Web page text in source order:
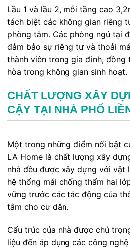
Lầu 1 và lầu 2, mỗi tầng cao
tách biệt các không gian riêng
phòng tắm. Các phòng ngủ tại
đảm bảo sự riêng tư và thoải
thành viên trong gia đình, đồng
hòa trong không gian sinh hoạt.
CHẤT LƯỢNG XÂY
CẬY TẠI NHÀ PHỐ
Một trong những điểm nổi bật
LA Home là chất lượng xây
nhà đều được xây dựng với vật
hệ thống mái chống thấm hai
vững trước các tác động của
tâm cho cư dân.
Cấu trúc của nhà được chú
liệu đến áp dụng các công